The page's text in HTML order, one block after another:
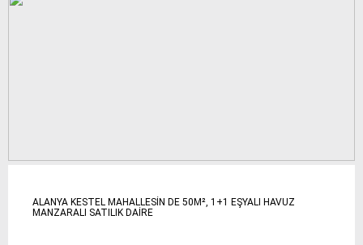
ALANYA KESTEL MAHALLESİN DE 50M², 1+1 EŞYALI HAVUZ
MANZARALI SATILIK DAİRE